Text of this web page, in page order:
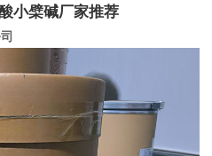
小檗碱厂家推荐